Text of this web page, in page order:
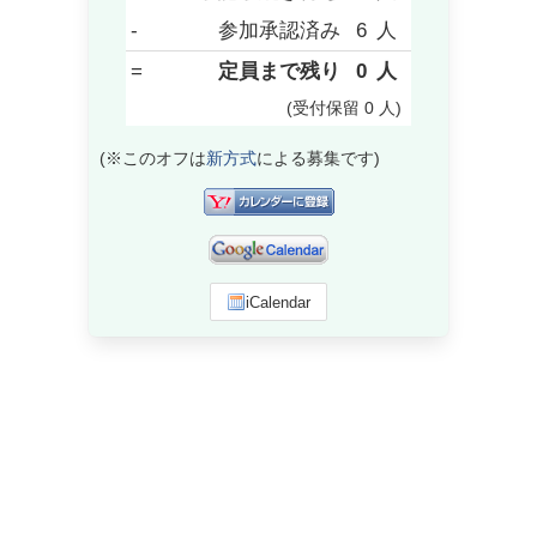
-
参加承認済み 6 人
=
定員まで残り 0 人
(受付保留 0 人)
(※このオフは新方式による募集です)
iCalendar